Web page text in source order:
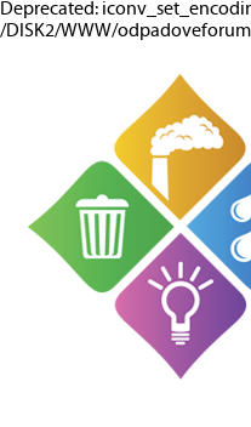
Deprecated:
/DISK2/WWW/